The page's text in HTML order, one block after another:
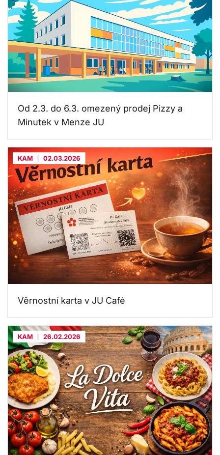
Od 2.3. do 6.3. omezený prodej Pizzy a
Minutek v Menze JU
KAM 02.03.2026
Věrnostní karta v JU Café
KAM 26.02.2026